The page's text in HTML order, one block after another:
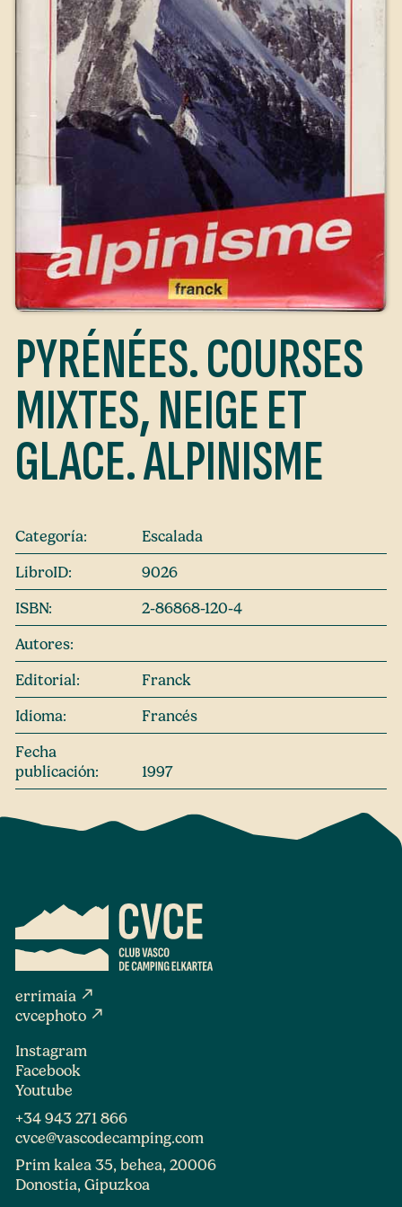
PYRÉNÉES. COURSES
MIXTES, NEIGE ET
GLACE. ALPINISME
Categoría:
Escalada
LibroID:
9026
ISBN:
2-86868-120-4
Autores:
Editorial:
Franck
Idioma:
Francés
Fecha
publicación:
1997
errimaia north_east
cvcephoto north_east
Instagram
Facebook
Youtube
+34 943 271 866
cvce@vascodecamping.com
Prim kalea 35, behea, 20006
Donostia, Gipuzkoa